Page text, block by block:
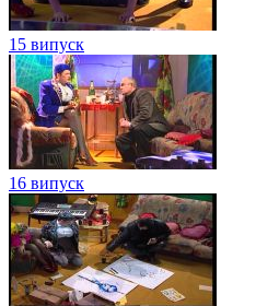
15 випуск
16 випуск